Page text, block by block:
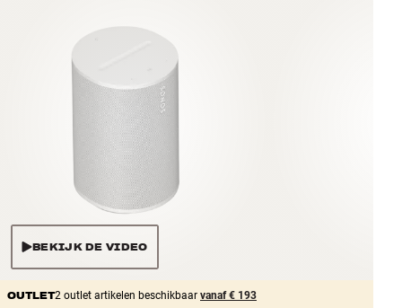
INSPIRATIE
MERKEN
NIEUW
AANBIEDINGEN
Winkels
Klantenservice
BEKIJK DE VIDEO
OUTLET2 outlet artikelen beschikbaar vanaf € 193